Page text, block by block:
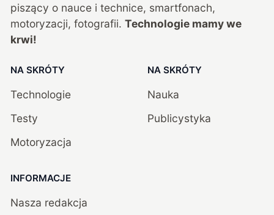
piszący o nauce i technice, smartfonach,
motoryzacji, fotografii. Technologie mamy we
krwi!
NA SKRÓTY
Technologie
Testy
Motoryzacja
NA SKRÓTY
Nauka
Publicystyka
INFORMACJE
Nasza redakcja